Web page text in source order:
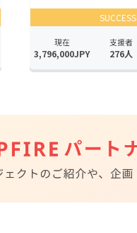
SUCCESS
現在
3,796,000JPY
支援者
276人